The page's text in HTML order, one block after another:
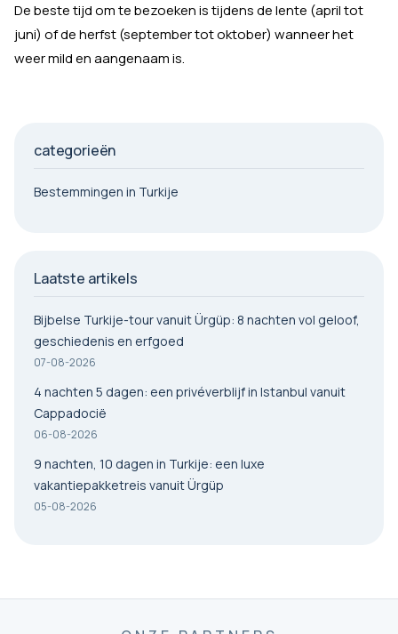
De beste tijd om te bezoeken is tijdens de lente (april tot
juni) of de herfst (september tot oktober) wanneer het
weer mild en aangenaam is.
categorieën
Bestemmingen in Turkije
Laatste artikels
Bijbelse Turkije-tour vanuit Ürgüp: 8 nachten vol geloof,
geschiedenis en erfgoed
07-08-2026
4 nachten 5 dagen: een privéverblijf in Istanbul vanuit
Cappadocië
06-08-2026
9 nachten, 10 dagen in Turkije: een luxe
vakantiepakketreis vanuit Ürgüp
05-08-2026